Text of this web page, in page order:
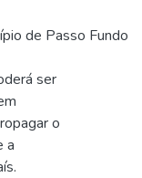
de Passo Fundo
ser
o
a